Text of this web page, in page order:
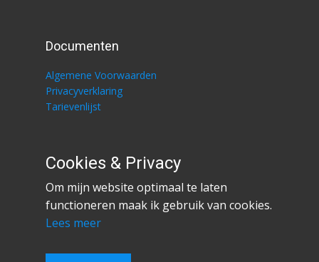
Documenten
Algemene Voorwaarden
Privacyverklaring
Tarievenlijst
Social Media
Cookies & Privacy
Om mijn website optimaal te laten
functioneren maak ik gebruik van cookies.
Lees meer